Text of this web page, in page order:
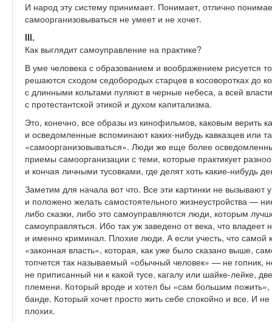
И народ эту систему принимает. Понимает, отлично
самоорганизовываться не умеет и не хочет.
III.
Как выглядит самоуправление на практике?
В уме человека с образованием и воображением рисуется
решаются сходом седобородых старцев в косоворотках до
с длинными кольтами пуляют в черные небеса, а всей
с протестантской этикой и духом капитализма.
Это, конечно, все образы из кинофильмов, каковым верить
и осведомленные вспоминают каких-нибудь кавказцев или
«самоорганизовываться». Люди же еще более
приемы самоорганизации с теми, которые практикует
и кончая личными тусовками, где делят хоть какие-нибудь
Заметим для начала вот что. Все эти картинки не вызывают
и положено желать самостоятельного жизнеустройства —
либо сказки, либо это самоуправляются люди, которым
самоуправляться. Ибо так уж заведено от века, что
и именно криминал. Плохие люди. А если учесть, что самой
«законная власть», которая, как уже было сказано выше,
топчется так называемый «обычный человек» — не гопник,
не приписанный ни к какой тусе, кагалу или шайке-лейке,
племени. Который вроде и хотел бы «сам большим
банде. Который хочет просто жить себе спокойно и все. И
плохих.